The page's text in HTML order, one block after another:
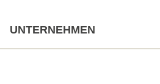
UNTERNEHMEN